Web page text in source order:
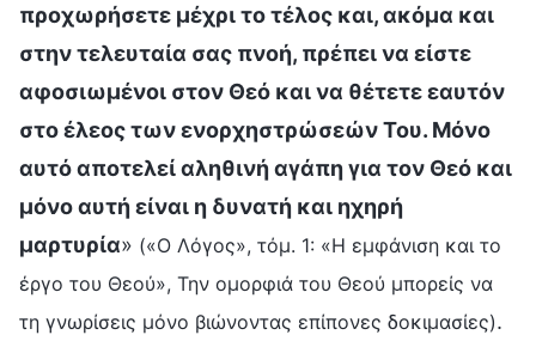
προχωρήσετε μέχρι το τέλος και, ακόμα και
στην τελευταία σας πνοή, πρέπει να είστε
αφοσιωμένοι στον Θεό και να θέτετε εαυτόν
στο έλεος των ενορχηστρώσεών Του. Μόνο
αυτό αποτελεί αληθινή αγάπη για τον Θεό και
μόνο αυτή είναι η δυνατή και ηχηρή
μαρτυρία» («Ο Λόγος», τόμ. 1: «Η εμφάνιση και το
έργο του Θεού», Την ομορφιά του Θεού μπορείς να
τη γνωρίσεις μόνο βιώνοντας επίπονες δοκιμασίες).